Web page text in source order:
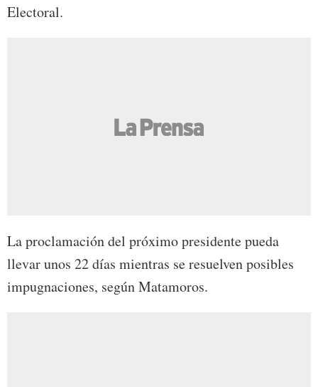
Electoral.
La proclamación del próximo presidente pueda
llevar unos 22 días mientras se resuelven posibles
impugnaciones, según Matamoros.